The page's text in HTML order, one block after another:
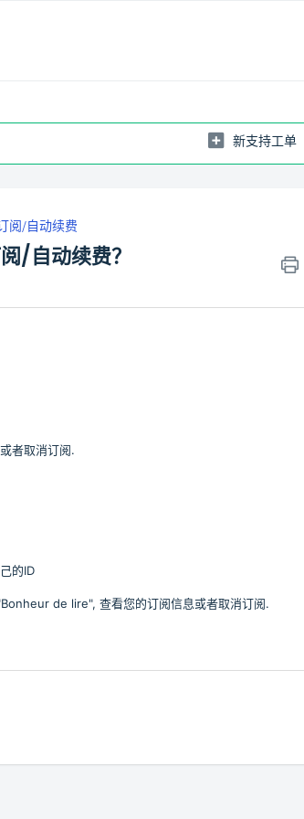
新支持工单
阅/自动续费
/自动续费？
者取消订阅.
的ID
Bonheur de lire", 查看您的订阅信息或者取消订阅.